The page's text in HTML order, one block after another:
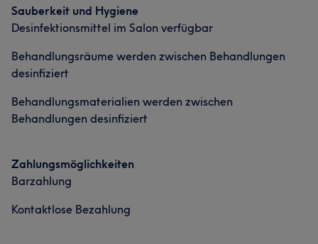
Sauberkeit und Hygiene
Desinfektionsmittel im Salon verfügbar
Behandlungsräume werden zwischen Behandlungen
desinfiziert
Behandlungsmaterialien werden zwischen
Behandlungen desinfiziert
Zahlungsmöglichkeiten
Barzahlung
Kontaktlose Bezahlung